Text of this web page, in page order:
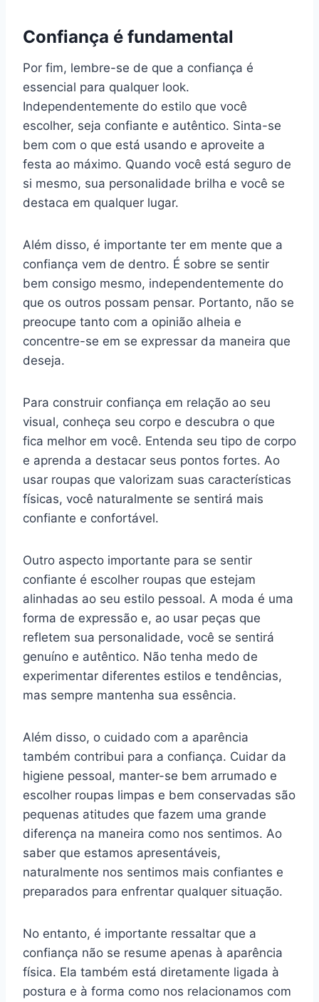
Confiança é fundamental
Por fim, lembre-se de que a confiança é
essencial para qualquer look.
Independentemente do estilo que você
escolher, seja confiante e autêntico. Sinta-se
bem com o que está usando e aproveite a
festa ao máximo. Quando você está seguro de
si mesmo, sua personalidade brilha e você se
destaca em qualquer lugar.
Além disso, é importante ter em mente que a
confiança vem de dentro. É sobre se sentir
bem consigo mesmo, independentemente do
que os outros possam pensar. Portanto, não se
preocupe tanto com a opinião alheia e
concentre-se em se expressar da maneira que
deseja.
Para construir confiança em relação ao seu
visual, conheça seu corpo e descubra o que
fica melhor em você. Entenda seu tipo de corpo
e aprenda a destacar seus pontos fortes. Ao
usar roupas que valorizam suas características
físicas, você naturalmente se sentirá mais
confiante e confortável.
Outro aspecto importante para se sentir
confiante é escolher roupas que estejam
alinhadas ao seu estilo pessoal. A moda é uma
forma de expressão e, ao usar peças que
refletem sua personalidade, você se sentirá
genuíno e autêntico. Não tenha medo de
experimentar diferentes estilos e tendências,
mas sempre mantenha sua essência.
Além disso, o cuidado com a aparência
também contribui para a confiança. Cuidar da
higiene pessoal, manter-se bem arrumado e
escolher roupas limpas e bem conservadas são
pequenas atitudes que fazem uma grande
diferença na maneira como nos sentimos. Ao
saber que estamos apresentáveis,
naturalmente nos sentimos mais confiantes e
preparados para enfrentar qualquer situação.
No entanto, é importante ressaltar que a
confiança não se resume apenas à aparência
física. Ela também está diretamente ligada à
postura e à forma como nos relacionamos com